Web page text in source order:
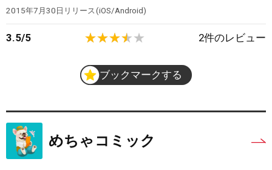
2015年7月30日 リリース iOS/Android
3.5/5 2件のレビュー
ブックマークする
めちゃコミック